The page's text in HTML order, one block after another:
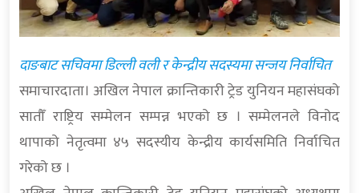
दाङबाट सचिवमा डिल्ली वली र केन्द्रीय सदस्यमा सन्जय निर्वाचित
समाचारदाता। अखिल नेपाल क्रान्तिकारी ट्रेड युनियन महासंघको
सातौँ राष्ट्रिय सम्मेलन सम्पन्न भएको छ । सम्मेलनले विनोद
थापाको नेतृत्वमा ४५ सदस्यीय केन्द्रीय कार्यसमिति निर्वाचित
गरेको छ ।